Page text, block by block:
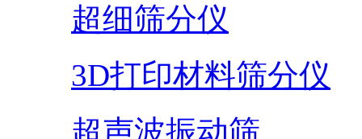
超细筛分仪
3D打印材料筛分仪
超声波振动筛